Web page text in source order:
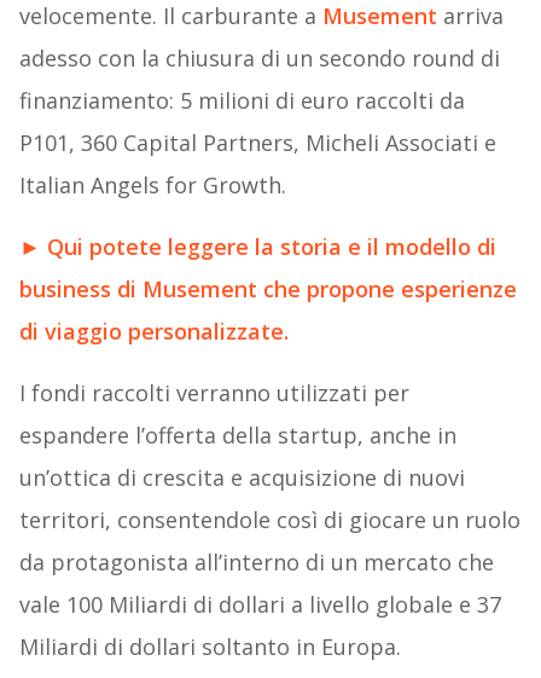
velocemente. Il carburante a Musement arriva
adesso con la chiusura di un secondo round di
finanziamento: 5 milioni di euro raccolti da
P101, 360 Capital Partners, Micheli Associati e
Italian Angels for Growth.
► Qui potete leggere la storia e il modello di
business di Musement che propone esperienze
di viaggio personalizzate.
I fondi raccolti verranno utilizzati per
espandere l’offerta della startup, anche in
un’ottica di crescita e acquisizione di nuovi
territori, consentendole così di giocare un ruolo
da protagonista all’interno di un mercato che
vale 100 Miliardi di dollari a livello globale e 37
Miliardi di dollari soltanto in Europa.